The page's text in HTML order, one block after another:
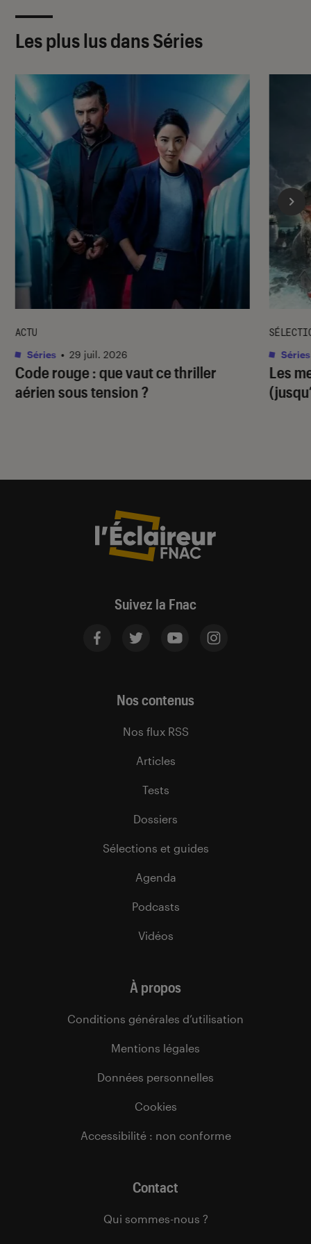
Les plus lus dans Séries
Code rouge: que vaut ce thriller
aérien sous tension ?
ACTU
Séries • 29 juil. 2026
Les
Séries
Suivez la Fnac
Nos contenus
Nos flux RSS
Articles
Tests
Dossiers
Sélections et guides
Agenda
Podcasts
Vidéos
À propos
Conditions générales d’utilisation
Mentions légales
Données personnelles
Cookies
Accessibilité : non conforme
Contact
Qui sommes-nous ?